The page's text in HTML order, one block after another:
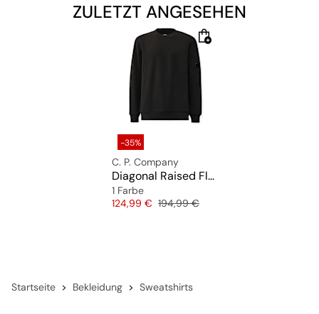
ZULETZT ANGESEHEN
-35%
C. P. Company
Diagonal Raised Fleece Crewneck Sweatshirt
1 Farbe
Preis
124,99 € Originalpreis
194,99 €
Startseite Bekleidung Sweatshirts